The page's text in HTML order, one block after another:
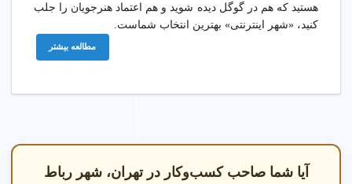
هستید که هم در گوگل دیده شوید و هم اعتماد هنرجویان را جلب
کنید، «شهر اینترنتی» بهترین انتخاب شماست.
مطالعه بیشتر
آیا شما صاحب کسب‌وکار در تهران، شهر رباط